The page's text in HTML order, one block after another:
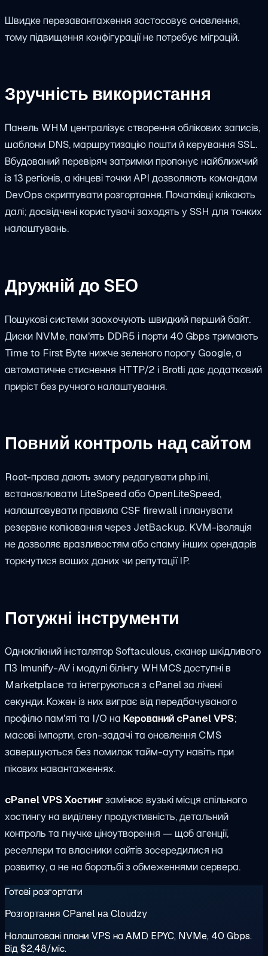
Швидке перезавантаження застосовує оновлення,
тому підвищення конфігурації не потребує міграцій.
Зручність використання
Панель WHM централізує створення облікових записів,
шаблони DNS, маршрутизацію пошти й керування SSL.
Вбудований перевіряч затримки пропонує найближчий
із 13 регіонів, а кінцеві точки API дозволяють командам
DevOps скриптувати розгортання. Початківці клікають
далі; досвідчені користувачі заходять у SSH для тонких
налаштувань.
Дружній до SEO
Пошукові системи заохочують швидкий перший байт.
Диски NVMe, пам'ять DDR5 і порти 40 Gbps тримають
Time to First Byte нижче зеленого порогу Google, а
автоматичне стиснення HTTP/2 і Brotli дає додатковий
приріст без ручного налаштування.
Повний контроль над сайтом
Root-права дають змогу редагувати php.ini,
встановлювати LiteSpeed або OpenLiteSpeed,
налаштовувати правила CSF firewall і планувати
резервне копіювання через JetBackup. KVM-ізоляція
не дозволяє вразливостям або спаму інших орендарів
торкнутися ваших даних чи репутації IP.
Потужні інструменти
Одноклікний інсталятор Softaculous, сканер шкідливого
ПЗ Imunify-AV і модулі білінгу WHMCS доступні в
Marketplace та інтегруються з cPanel за лічені
секунди. Кожен із них виграє від передбачуваного
профілю пам'яті та I/O на Керований cPanel VPS;
масові імпорти, cron-задачі та оновлення CMS
завершуються без помилок тайм-ауту навіть при
пікових навантаженнях.
cPanel VPS Хостингзамінює вузькі місця спільного
хостингу на виділену продуктивність, детальний
контроль та гнучке ціноутворення — щоб агенції,
реселлери та власники сайтів зосередилися на
розвитку, а не на боротьбі з обмеженнями сервера.
Готові розгортати
Розгортання CPanel на Cloudzy
Налаштовані плани VPS на AMD EPYC, NVMe, 40 Gbps.
Від $2,48/міс.